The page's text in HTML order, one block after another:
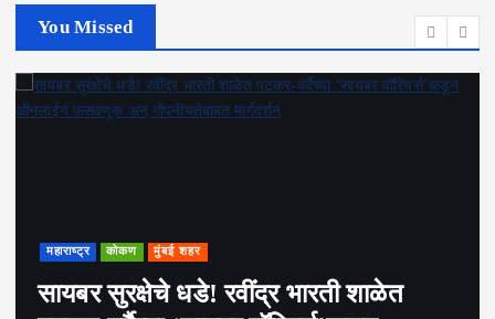
You Missed
महाराष्ट्र कोकण मुंबई शहर
सायबर सुरक्षेचे धडे! रवींद्र भारती शाळेत